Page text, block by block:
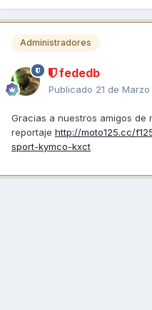
Administradores
fededb
Publicado 21 de
Gracias a nuestros amigos de
reportaje http://moto125.cc/
sport-kymco-kxct